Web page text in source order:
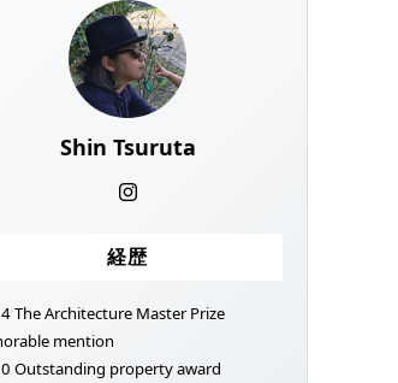
Shin Tsuruta
経歴
The Architecture Master Prize
mention
Outstanding property award